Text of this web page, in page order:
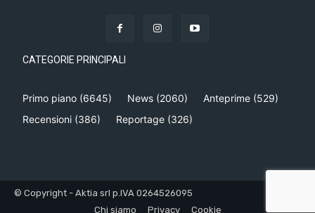
CATEGORIE PRINCIPALI
Primo piano (6645) News (2060) Anteprime (529)
Recensioni (386) Reportage (326)
© Copyright - Aktia srl p.IVA 0264526095
Chi siamo
Privacy Cookie